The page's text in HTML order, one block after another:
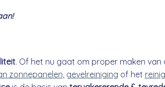
. Of het nu gaat om proper maken van
zonnepanelen, gevelreiniging of het